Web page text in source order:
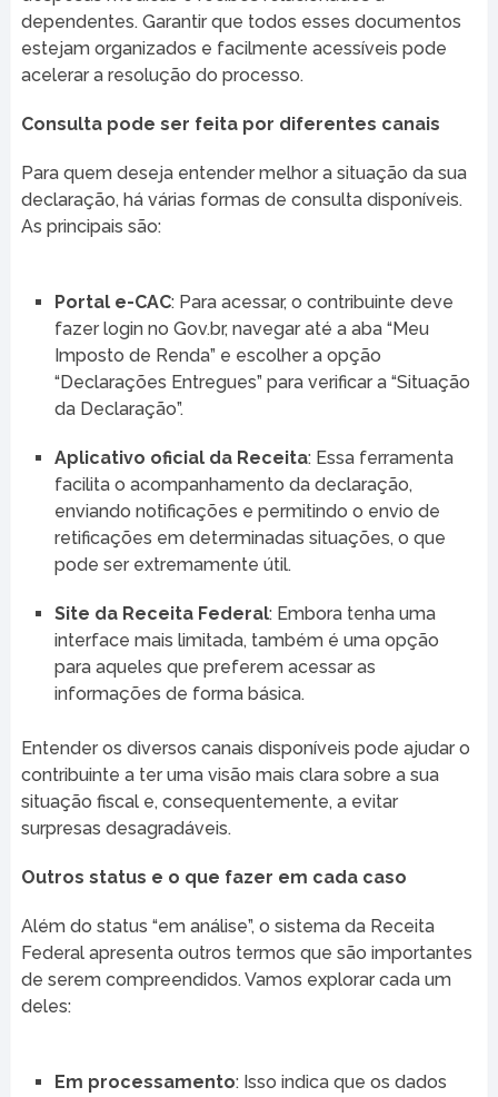
dependentes. Garantir que todos esses documentos
estejam organizados e facilmente acessíveis pode
acelerar a resolução do processo.
Consulta pode ser feita por diferentes canais
Para quem deseja entender melhor a situação da sua
declaração, há várias formas de consulta disponíveis.
As principais são:
Portal e-CAC: Para acessar, o contribuinte deve
fazer login no Gov.br, navegar até a aba “Meu
Imposto de Renda” e escolher a opção
“Declarações Entregues” para verificar a “Situação
da Declaração”.
Aplicativo oficial da Receita: Essa ferramenta
facilita o acompanhamento da declaração,
enviando notificações e permitindo o envio de
retificações em determinadas situações, o que
pode ser extremamente útil.
Site da Receita Federal: Embora tenha uma
interface mais limitada, também é uma opção
para aqueles que preferem acessar as
informações de forma básica.
Entender os diversos canais disponíveis pode ajudar o
contribuinte a ter uma visão mais clara sobre a sua
situação fiscal e, consequentemente, a evitar
surpresas desagradáveis.
Outros status e o que fazer em cada caso
Além do status “em análise”, o sistema da Receita
Federal apresenta outros termos que são importantes
de serem compreendidos. Vamos explorar cada um
deles:
Em processamento: Isso indica que os dados